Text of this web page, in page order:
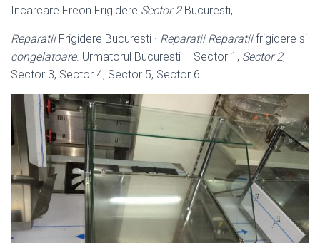
Incarcare Freon Frigidere Sector 2Bucuresti,
ReparatiiFrigidere Bucuresti · Reparatii Reparatiifrigidere si
congelatoare. Urmatorul Bucuresti – Sector 1, Sector 2,
Sector 3, Sector 4, Sector 5, Sector 6.